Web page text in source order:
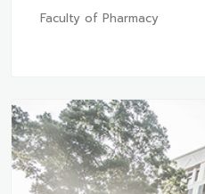
Faculty of Pharmacy